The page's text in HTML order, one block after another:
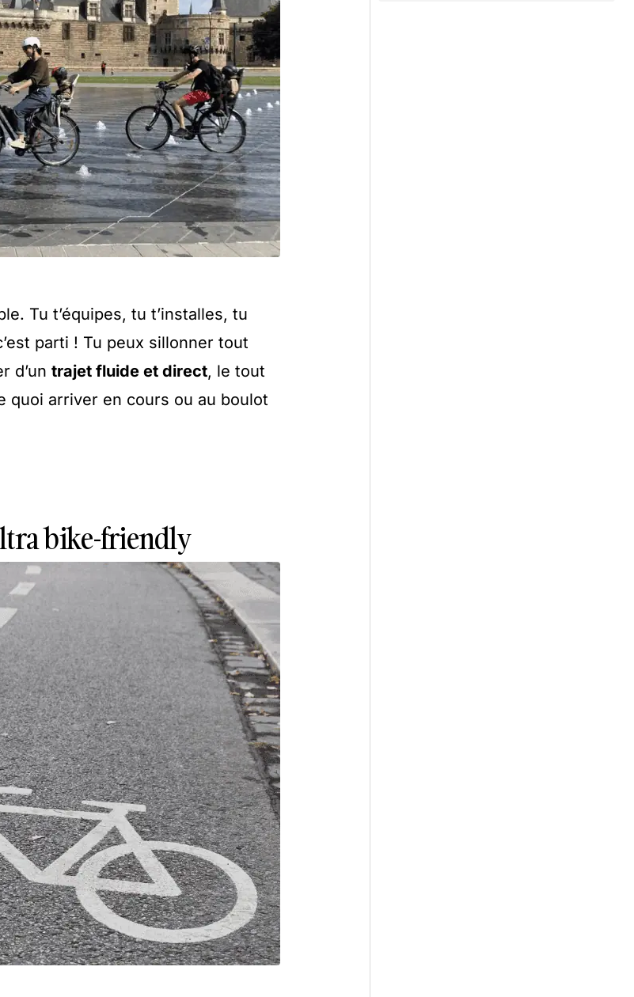
Tu t’équipes, tu t’installes, tu
parti ! Tu peux sillonner tout
d’un trajet fluide et direct, le tout
quoi arriver en cours ou au boulot
bike-friendly